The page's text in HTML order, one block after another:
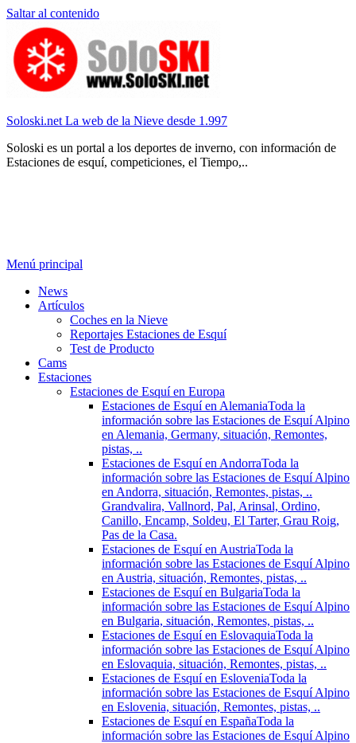
Saltar al contenido
Soloski.net La web de la Nieve desde 1.997
Soloski es un portal a los deportes de inverno, con información de
Estaciones de esquí, competiciones, el Tiempo,..
Menú principal
News
Artículos
Coches en la Nieve
Reportajes Estaciones de Esquí
Test de Producto
Cams
Estaciones
Estaciones de Esquí en Europa
Estaciones de Esquí en AlemaniaToda la
información sobre las Estaciones de Esquí Alpino
en Alemania, Germany, situación, Remontes,
pistas, ..
Estaciones de Esquí en AndorraToda la
información sobre las Estaciones de Esquí Alpino
en Andorra, situación, Remontes, pistas, ..
Grandvalira, Vallnord, Pal, Arinsal, Ordino,
Canillo, Encamp, Soldeu, El Tarter, Grau Roig,
Pas de la Casa.
Estaciones de Esquí en AustriaToda la
información sobre las Estaciones de Esquí Alpino
en Austria, situación, Remontes, pistas, ..
Estaciones de Esquí en BulgariaToda la
información sobre las Estaciones de Esquí Alpino
en Bulgaria, situación, Remontes, pistas, ..
Estaciones de Esquí en EslovaquiaToda la
información sobre las Estaciones de Esquí Alpino
en Eslovaquia, situación, Remontes, pistas, ..
Estaciones de Esquí en EsloveniaToda la
información sobre las Estaciones de Esquí Alpino
en Eslovenia, situación, Remontes, pistas, ..
Estaciones de Esquí en EspañaToda la
información sobre las Estaciones de Esquí Alpino